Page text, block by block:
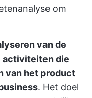
om
van de
activiteiten die
van het product
. Het doel